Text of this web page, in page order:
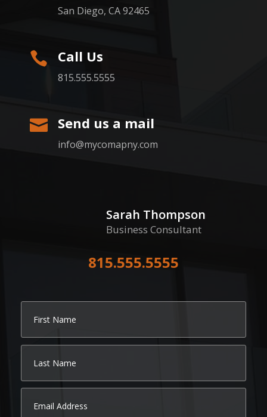
San Diego, CA 92465
 Call Us
815.555.5555
 Send us a mail
info@mycomapny.com
Sarah Thompson
Business Consultant
815.555.5555